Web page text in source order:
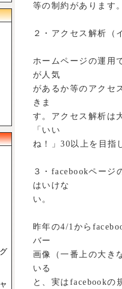
等の制約があります
２・アクセス解析（
ホームページの運用
が人気
があるか等のアクセ
きま
す。アクセス解析は
「いい
ね！」30以上を目指
３・facebookページ
はいけな
い。
昨年の4/1から
バー
画像（一番上の大き
いる
と、実はfacebookの